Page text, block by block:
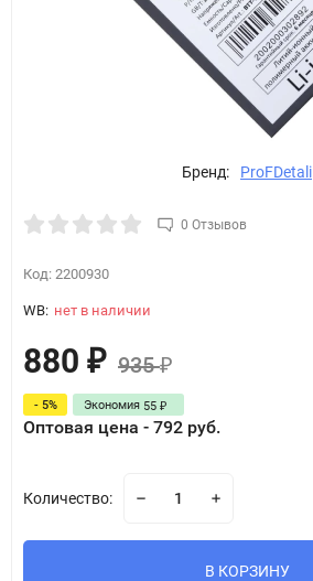
Бренд: ProFDetali
0 Отзывов
Код: 2200930
WB: нет в наличии
880 ₽ 935₽
- 5% Экономия 55 ₽
Оптовая цена - 792 руб.
Количество:
В КОРЗИНУ